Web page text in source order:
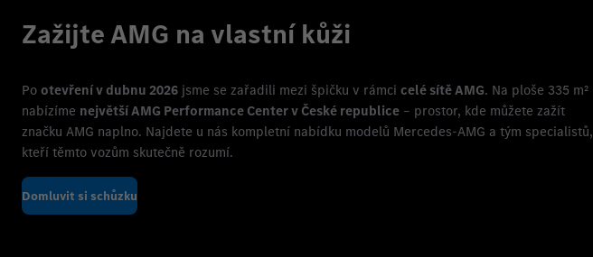
Zažijte AMG na vlastní kůži
Po otevření v dubnu 2026 jsme se zařadili mezi špičku v rámci celé sítě AMG. Na ploše 335 m²
nabízíme největší AMG Performance Center v České republice – prostor, kde můžete zažít
značku AMG naplno. Najdete u nás kompletní nabídku modelů Mercedes-AMG a tým specialistů,
kteří těmto vozům skutečně rozumí.
Domluvit si schůzku